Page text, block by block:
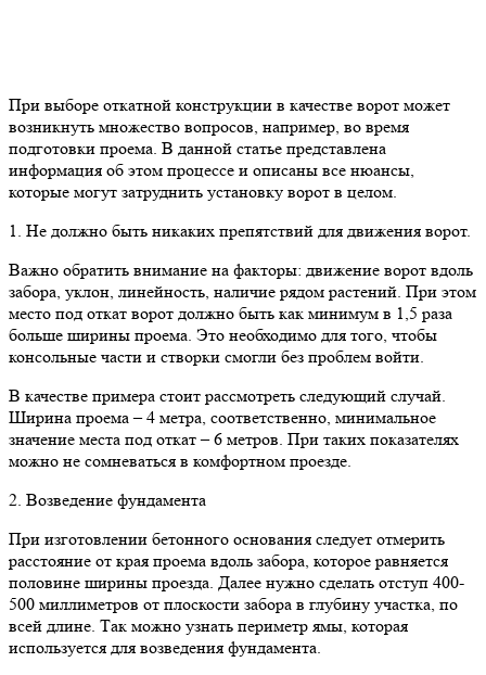
При выборе откатной конструкции в качестве ворот может
возникнуть множество вопросов, например, во время
подготовки проема. В данной статье представлена
информация об этом процессе и описаны все нюансы,
которые могут затруднить установку ворот в целом.
1. Не должно быть никаких препятствий для движения ворот.
Важно обратить внимание на факторы: движение ворот вдоль
забора, уклон, линейность, наличие рядом растений. При этом
место под откат ворот должно быть как минимум в 1,5 раза
больше ширины проема. Это необходимо для того, чтобы
консольные части и створки смогли без проблем войти.
В качестве примера стоит рассмотреть следующий случай.
Ширина проема – 4 метра, соответственно, минимальное
значение места под откат – 6 метров. При таких показателях
можно не сомневаться в комфортном проезде.
2. Возведение фундамента
При изготовлении бетонного основания следует отмерить
расстояние от края проема вдоль забора, которое равняется
половине ширины проезда. Далее нужно сделать отступ 400-
500 миллиметров от плоскости забора в глубину участка, по
всей длине. Так можно узнать периметр ямы, которая
используется для возведения фундамента.